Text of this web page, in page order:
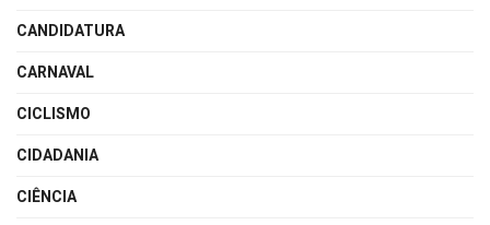
CANDIDATURA
CARNAVAL
CICLISMO
CIDADANIA
CIÊNCIA